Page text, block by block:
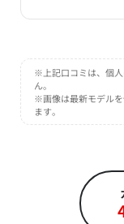
※上記口コミは、個
ん。
※画像は最新モデル
ます。